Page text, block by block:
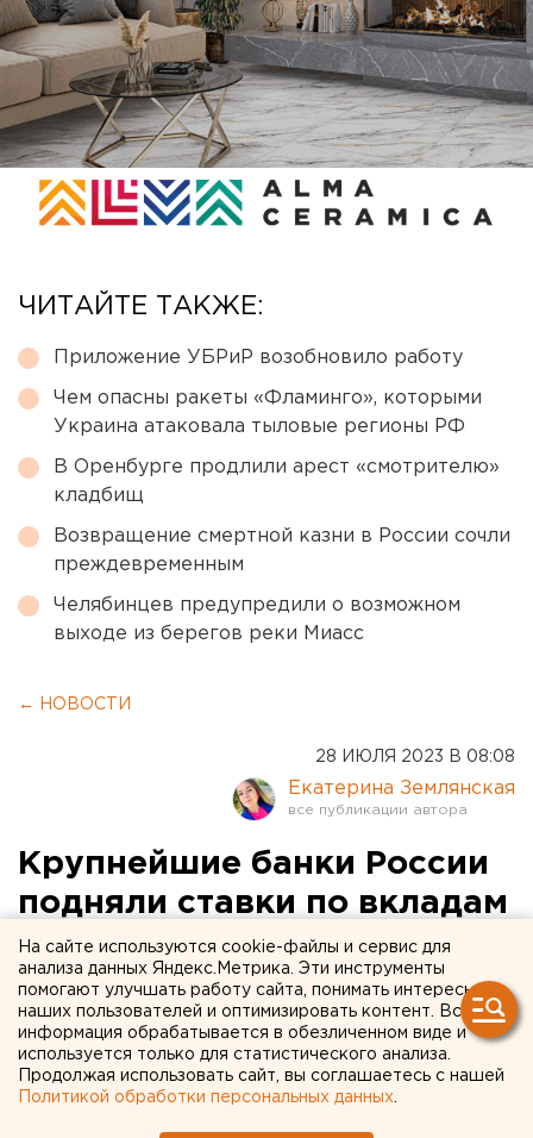
ЧИТАЙТЕ ТАКЖЕ:
Приложение УБРиР возобновило работу
Чем опасны ракеты «Фламинго», которыми
Украина атаковала тыловые регионы РФ
В Оренбурге продлили арест «смотрителю»
кладбищ
Возвращение смертной казни в России сочли
преждевременным
Челябинцев предупредили о возможном
выходе из берегов реки Миасс
← НОВОСТИ
28 ИЮЛЯ 2023 В 08:08
Екатерина Землянская
Крупнейшие банки России
подняли ставки по вкладам
На сайте используются cookie-файлы и сервис для
анализа данных Яндекс.Метрика. Эти инструменты
помогают улучшать работу сайта, понимать интересы
наших пользователей и оптимизировать контент. Вся
информация обрабатывается в обезличенном виде и
используется только для статистического анализа.
Продолжая использовать сайт, вы соглашаетесь с нашей
Политикой обработки персональных данных